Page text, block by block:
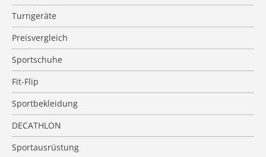
Turngeräte
Preisvergleich
Sportschuhe
Fit-Flip
Sportbekleidung
DECATHLON
Sportausrüstung